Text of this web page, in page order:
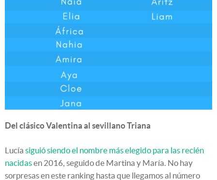
Del clásico Valentina al sevillano Triana
Lucía siguió siendo el nombre más elegido para las recién
nacidasen 2016, seguido de Martina y María. No hay
sorpresas en este ranking hasta que llegamos al número